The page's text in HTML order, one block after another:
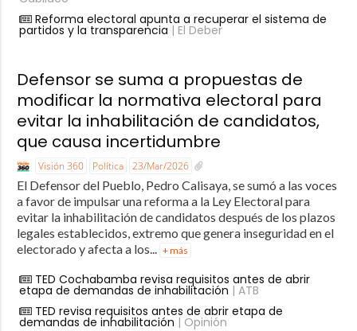
Reforma electoral apunta a recuperar el sistema de
partidos y la transparencia | El Deber
Defensor se suma a propuestas de
modificar la normativa electoral para
evitar la inhabilitación de candidatos,
que causa incertidumbre
Visión 360 Política 23/Mar/2026
El Defensor del Pueblo, Pedro Calisaya, se sumó a las voces
a favor de impulsar una reforma a la Ley Electoral para
evitar la inhabilitación de candidatos después de los plazos
legales establecidos, extremo que genera inseguridad en el
electorado y afecta a los...
+ más
TED Cochabamba revisa requisitos antes de abrir
etapa de demandas de inhabilitación | ATB
TED revisa requisitos antes de abrir etapa de
demandas de inhabilitación | Opinión